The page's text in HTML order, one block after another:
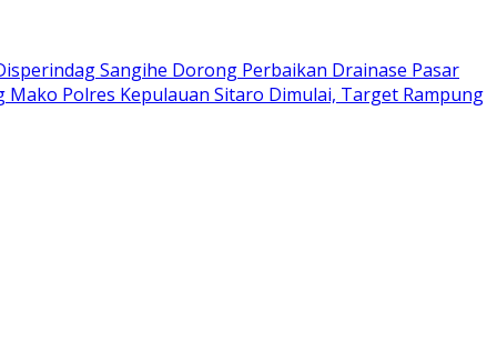
Sangihe Dorong Perbaikan Drainase Pasar
Mako Polres Kepulauan Sitaro Dimulai, Target Rampung